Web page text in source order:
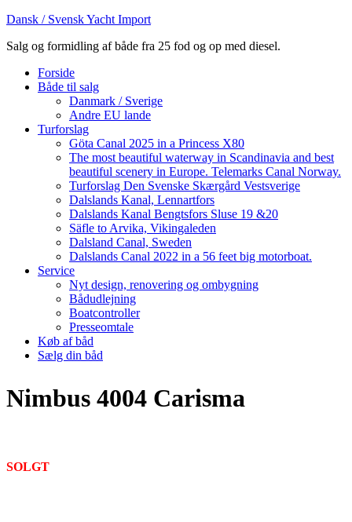
Dansk / Svensk Yacht Import
Salg og formidling af både fra 25 fod og op med diesel.
Forside
Både til salg
Danmark / Sverige
Andre EU lande
Turforslag
Göta Canal 2025 in a Princess X80
The most beautiful waterway in Scandinavia and best
beautiful scenery in Europe. Telemarks Canal Norway.
Turforslag Den Svenske Skærgård Vestsverige
Dalslands Kanal, Lennartfors
Dalslands Kanal Bengtsfors Sluse 19 &20
Säfle to Arvika, Vikingaleden
Dalsland Canal, Sweden
Dalslands Canal 2022 in a 56 feet big motorboat.
Service
Nyt design, renovering og ombygning
Bådudlejning
Boatcontroller
Presseomtale
Køb af båd
Sælg din båd
Nimbus 4004 Carisma
SOLGT